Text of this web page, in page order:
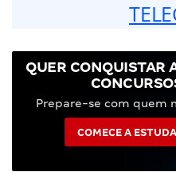
QUER CONQUISTAR
Prepare-se com quem
COMECE A